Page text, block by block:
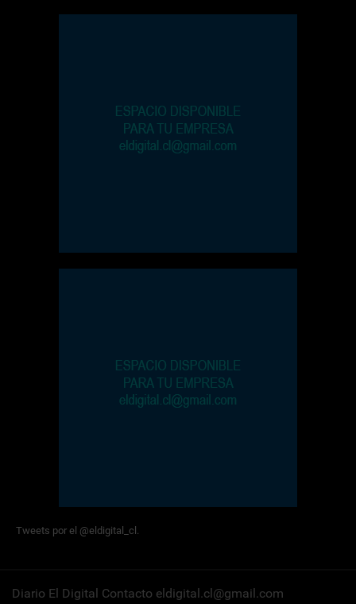
Tweets por el @eldigital_cl.
Diario El Digital Contacto eldigital.cl@gmail.com